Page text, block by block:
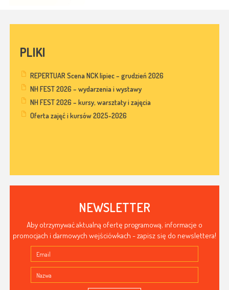
PLIKI
REPERTUAR Scena NCK lipiec – grudzień 2026
NH FEST 2026 – wydarzenia i wystawy
NH FEST 2026 – kursy, warsztaty i zajęcia
Oferta zajęć i kursów 2025-2026
NEWSLETTER
Aby otrzymywać aktualną ofertę programową, informacje o
promocjach i darmowych wejściówkach - zapisz się do newslettera!